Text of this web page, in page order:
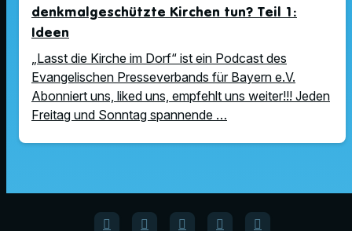
denkmalgeschützte Kirchen tun? Teil 1:
Ideen
„Lasst die Kirche im Dorf“ ist ein Podcast des
Evangelischen Presseverbands für Bayern e.V.
Abonniert uns, liked uns, empfehlt uns weiter!!! Jeden
Freitag und Sonntag spannende …